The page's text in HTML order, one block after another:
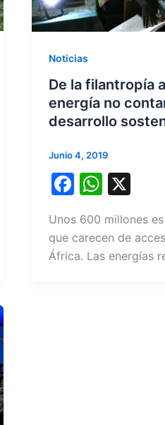
Noticias
De la filantropía
energía no
desarrollo
Junio 4, 2019
F
c
e
W
at
s
X
Unos 600 millones
que carecen de
África. Las energías